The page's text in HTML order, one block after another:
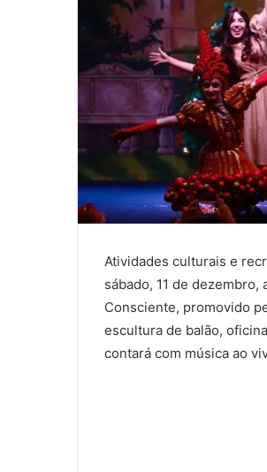
Atividades culturais e
sábado, 11 de
Consciente, promovido
escultura de balão,
contará com música ao